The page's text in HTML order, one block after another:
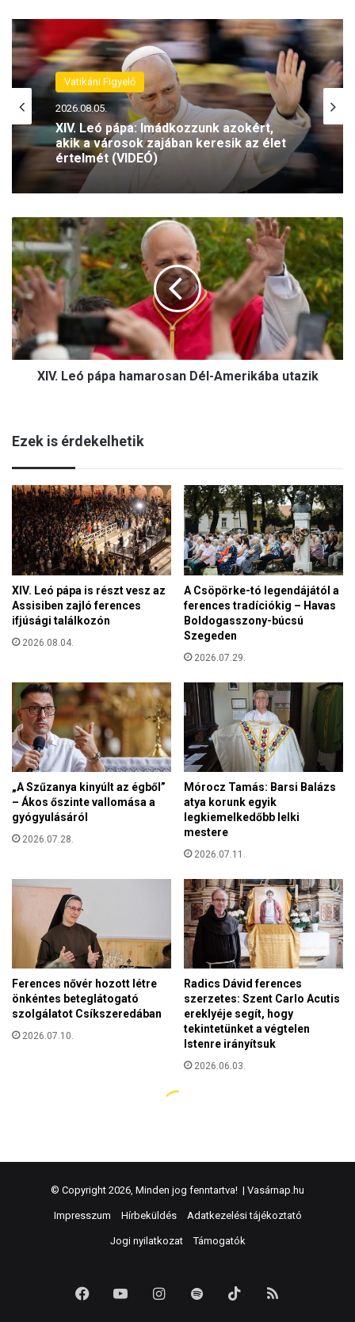
© Copyright 2026, Minden jog fenntartva! | Vasárnap.hu
Impresszum Hírbeküldés Adatkezelési tájékoztató
Jogi nyilatkozat Támogatók
FacebookYouTubeInstagram
Spotify TikTok